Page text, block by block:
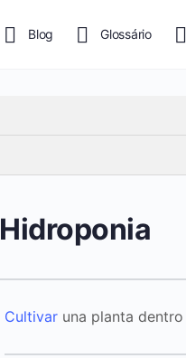
Blog Glossário
Hidroponia
Cultivar una planta